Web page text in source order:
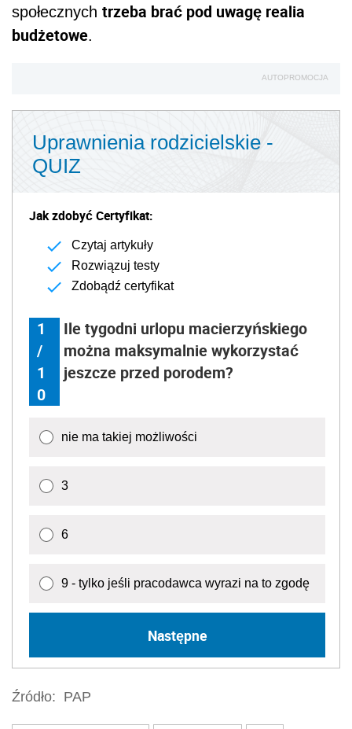
społecznych trzeba brać pod uwagę realia
budżetowe.
AUTOPROMOCJA
Uprawnienia rodzicielskie -
QUIZ
Jak zdobyć Certyfikat:
Czytaj artykuły
Rozwiązuj testy
Zdobądź certyfikat
1
/
1
0
Ile tygodni urlopu macierzyńskiego
można maksymalnie wykorzystać
jeszcze przed porodem?
nie ma takiej możliwości
3
6
9 - tylko jeśli pracodawca wyrazi na to zgodę
Następne
Źródło: PAP